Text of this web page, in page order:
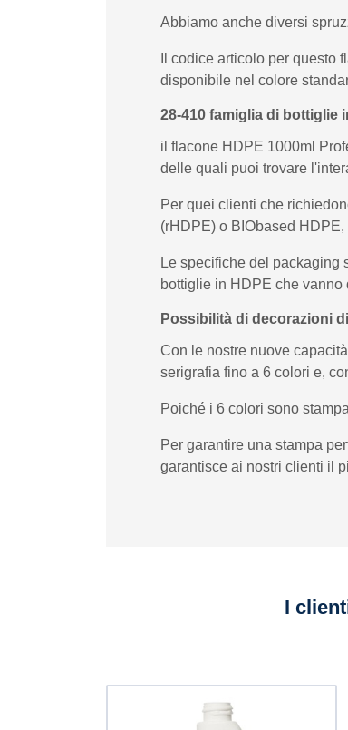
Abbiamo anche diversi
Il codice articolo per
disponibile nel colore
28-410 famiglia di bottiglie
il flacone HDPE 1000ml
delle quali puoi trovare
Per quei clienti che
(rHDPE) o BIObased
Le specifiche del packaging
bottiglie in HDPE che
Possibilità di decorazioni
Con le nostre nuove
serigrafia fino a 6 colori e,
Poiché i 6 colori sono
Per garantire una stampa
garantisce ai nostri clienti il
I